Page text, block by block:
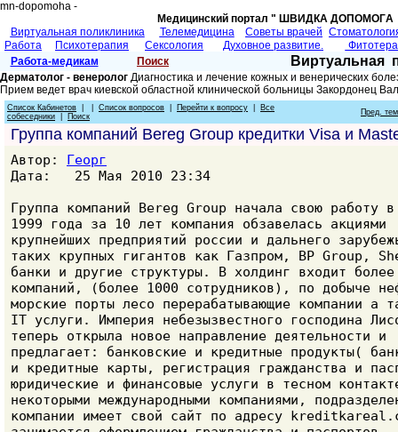
mn-dopomoha -
Медицинский портал " ШВИДКА
Виртуальная поликлиника
Телемедицина Советы врачей
Работа
Психотерапия Сексология Духовное развитие.
Работа-медикам
Поиск Виртуальная
Дерматолог - венеролог Диагностика и лечение кожных и венерических
Прием ведет врач киевской областной клинической больницы Закордонец
Список Кабинетов Список вопросов Перейти к вопросу
Все
собеседники
Поиск Пред.
Группа компаний Bereg Group кредитки Visa и
Автор: Георг
Дата: 25 Мая 2010 23:34
Группа компаний Bereg Group начала свою работу в
1999 года за 10 лет компания обзавелась акциями
крупнейших предприятий россии и дальнего
таких крупных гигантов как Газпром, BP Group,
банки и другие структуры. В холдинг входит
компаний, (более 1000 сотрудников), по добыче
морские порты лесо перерабатывающие компании а
IT услуги. Империя небезызвестного господина
теперь открыла новое направление деятельности и
предлагает: банковские и кредитные продукты(
и кредитные карты, регистрация гражданства и
юридические и финансовые услуги в тесном
некоторыми международными компаниями,
компании имеет свой сайт по адресу